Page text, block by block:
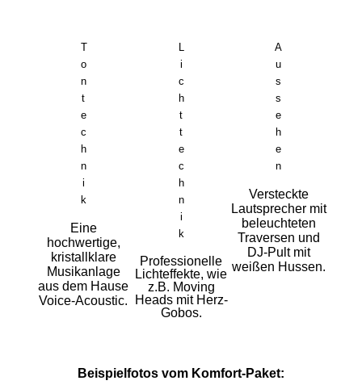
T
o
n
t
e
c
h
n
i
k
Eine
hochwertige,
kristallklare
Musikanlage
aus dem Hause
Voice-Acoustic.
i
c
h
t
t
e
c
h
n
i
k
Professionelle
Lichteffekte, wie
z.B. Moving
Heads mit Herz-
Gobos.
A
u
s
s
e
h
e
n
Versteckte
Lautsprecher mit
beleuchteten
Traversen und
DJ-Pult mit
weißen Hussen.
Beispielfotos vom Komfort-Paket: